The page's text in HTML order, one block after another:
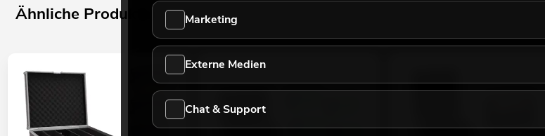
Ähnliche Produkte Marketing
Externe Medien
Chat & Support